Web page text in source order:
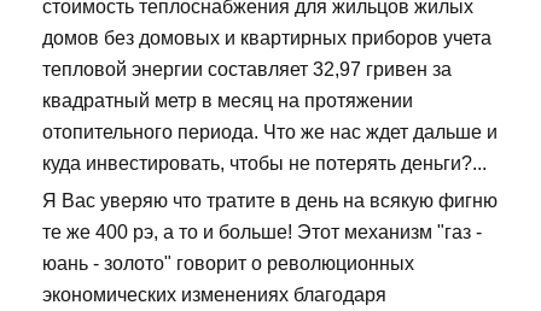
стоимость теплоснабжения для жильцов жилых
домов без домовых и квартирных приборов учета
тепловой энергии составляет 32,97 гривен за
квадратный метр в месяц на протяжении
отопительного периода. Что же нас ждет дальше и
куда инвестировать, чтобы не потерять деньги?...
Я Вас уверяю что тратите в день на всякую фигню
те же 400 рэ, а то и больше! Этот механизм "газ -
юань - золото" говорит о революционных
экономических изменениях благодаря